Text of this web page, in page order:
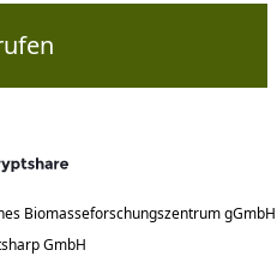
Biomasseforschungszentrum gGmbH
GmbH